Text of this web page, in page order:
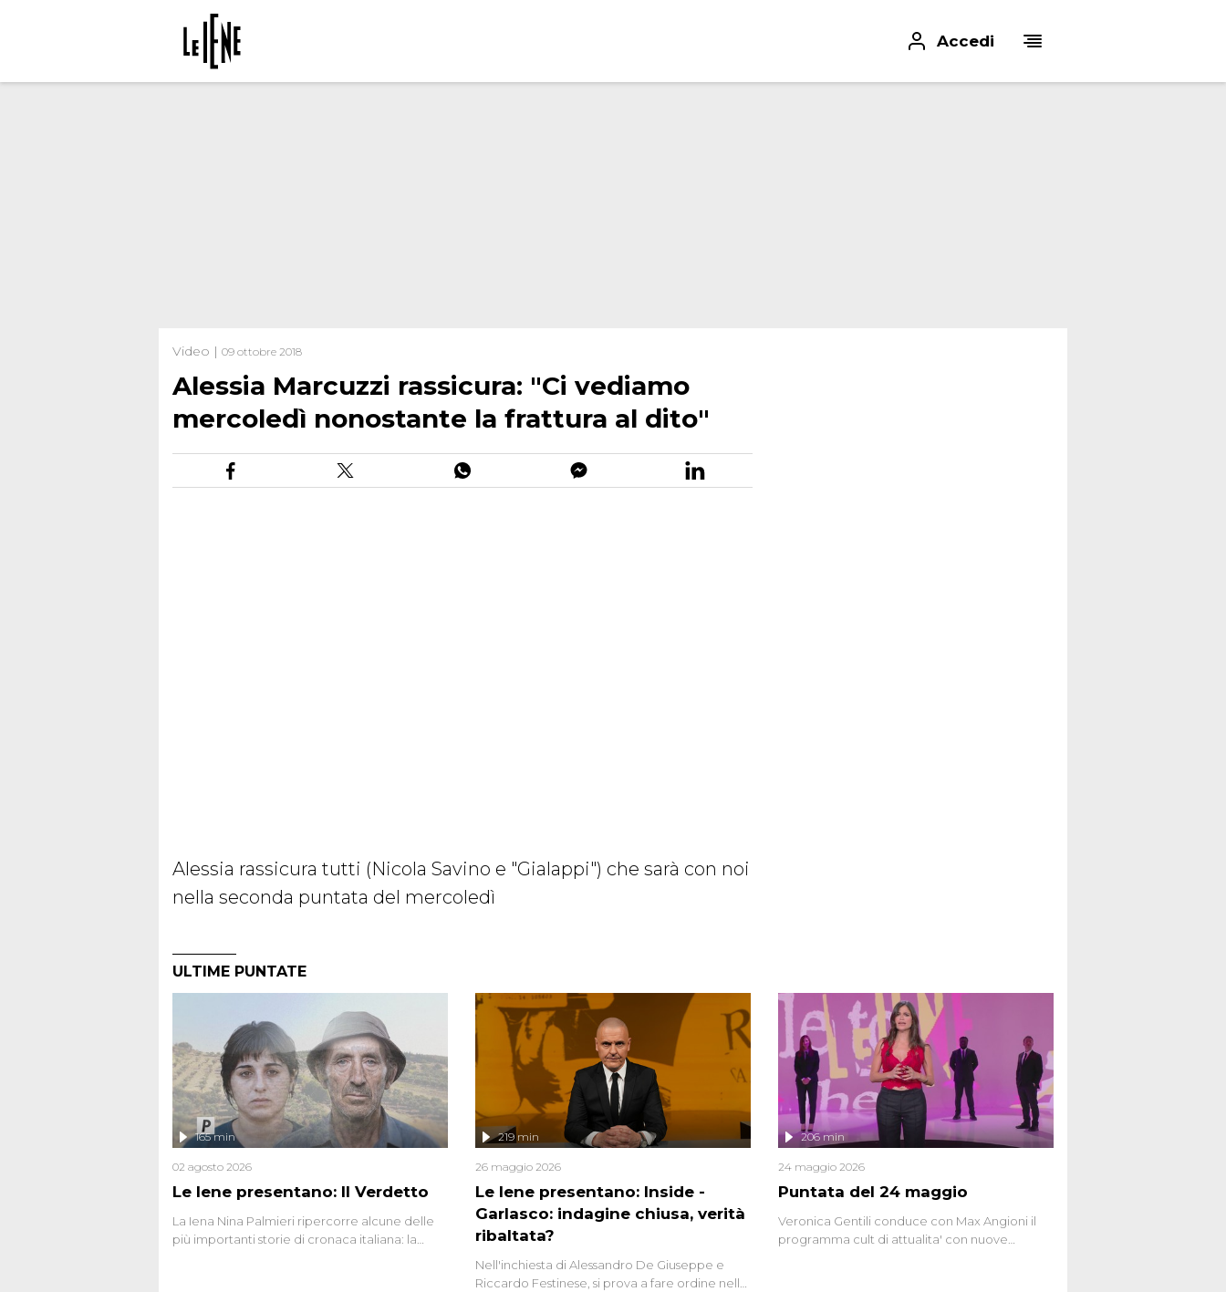
Accedi
Video | 09 ottobre 2018
Alessia Marcuzzi rassicura: "Ci vediamo
mercoledì nonostante la frattura al dito"
Alessia rassicura tutti (Nicola Savino e "Gialappi") che sarà con noi
nella seconda puntata del mercoledì
ULTIME PUNTATE
Le Iene presentano: Il Verdetto
165 min
02 agosto 2026
La Iena Nina Palmieri ripercorre alcune delle
più importanti storie di cronaca italiana: la
Le Iene presentano: Inside -
Garlasco: indagine chiusa, verità
ribaltata?
219 min
26 maggio 2026
Nell'inchiesta di Alessandro De Giuseppe e
Riccardo Festinese, si prova a fare ordine nella
Puntata del 24 maggio
206 min
24 maggio 2026
Veronica Gentili conduce con Max Angioni il
programma cult di attualita' con nuove